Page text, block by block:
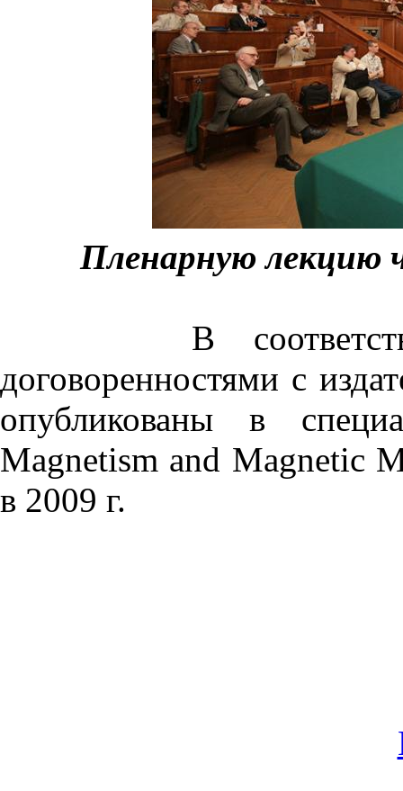
Пленарную лекцию
В соответствии
договоренностями с
опубликованы в
Magnetism and Magnetic
в 2009 г.